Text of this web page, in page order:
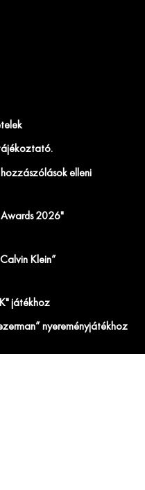
tájékoztató.
elleni
Awards 2026"
Klein”
játékhoz
nyereményjátékhoz